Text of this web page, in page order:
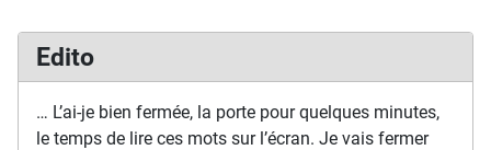
Edito
… L’ai-je bien fermée, la porte pour quelques minutes,
le temps de lire ces mots sur l’écran. Je vais fermer